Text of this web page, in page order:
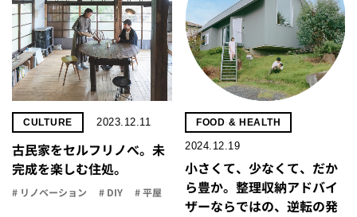
CULTURE 2023.12.11
古民家をセルフリノべ。未
完成を楽しむ住処。
# リノベーション # DIY # 平屋
FOOD & HEALTH
2024.12.19
小さくて、少なくて、だか
ら豊か。整理収納アドバイ
ザーならではの、逆転の発